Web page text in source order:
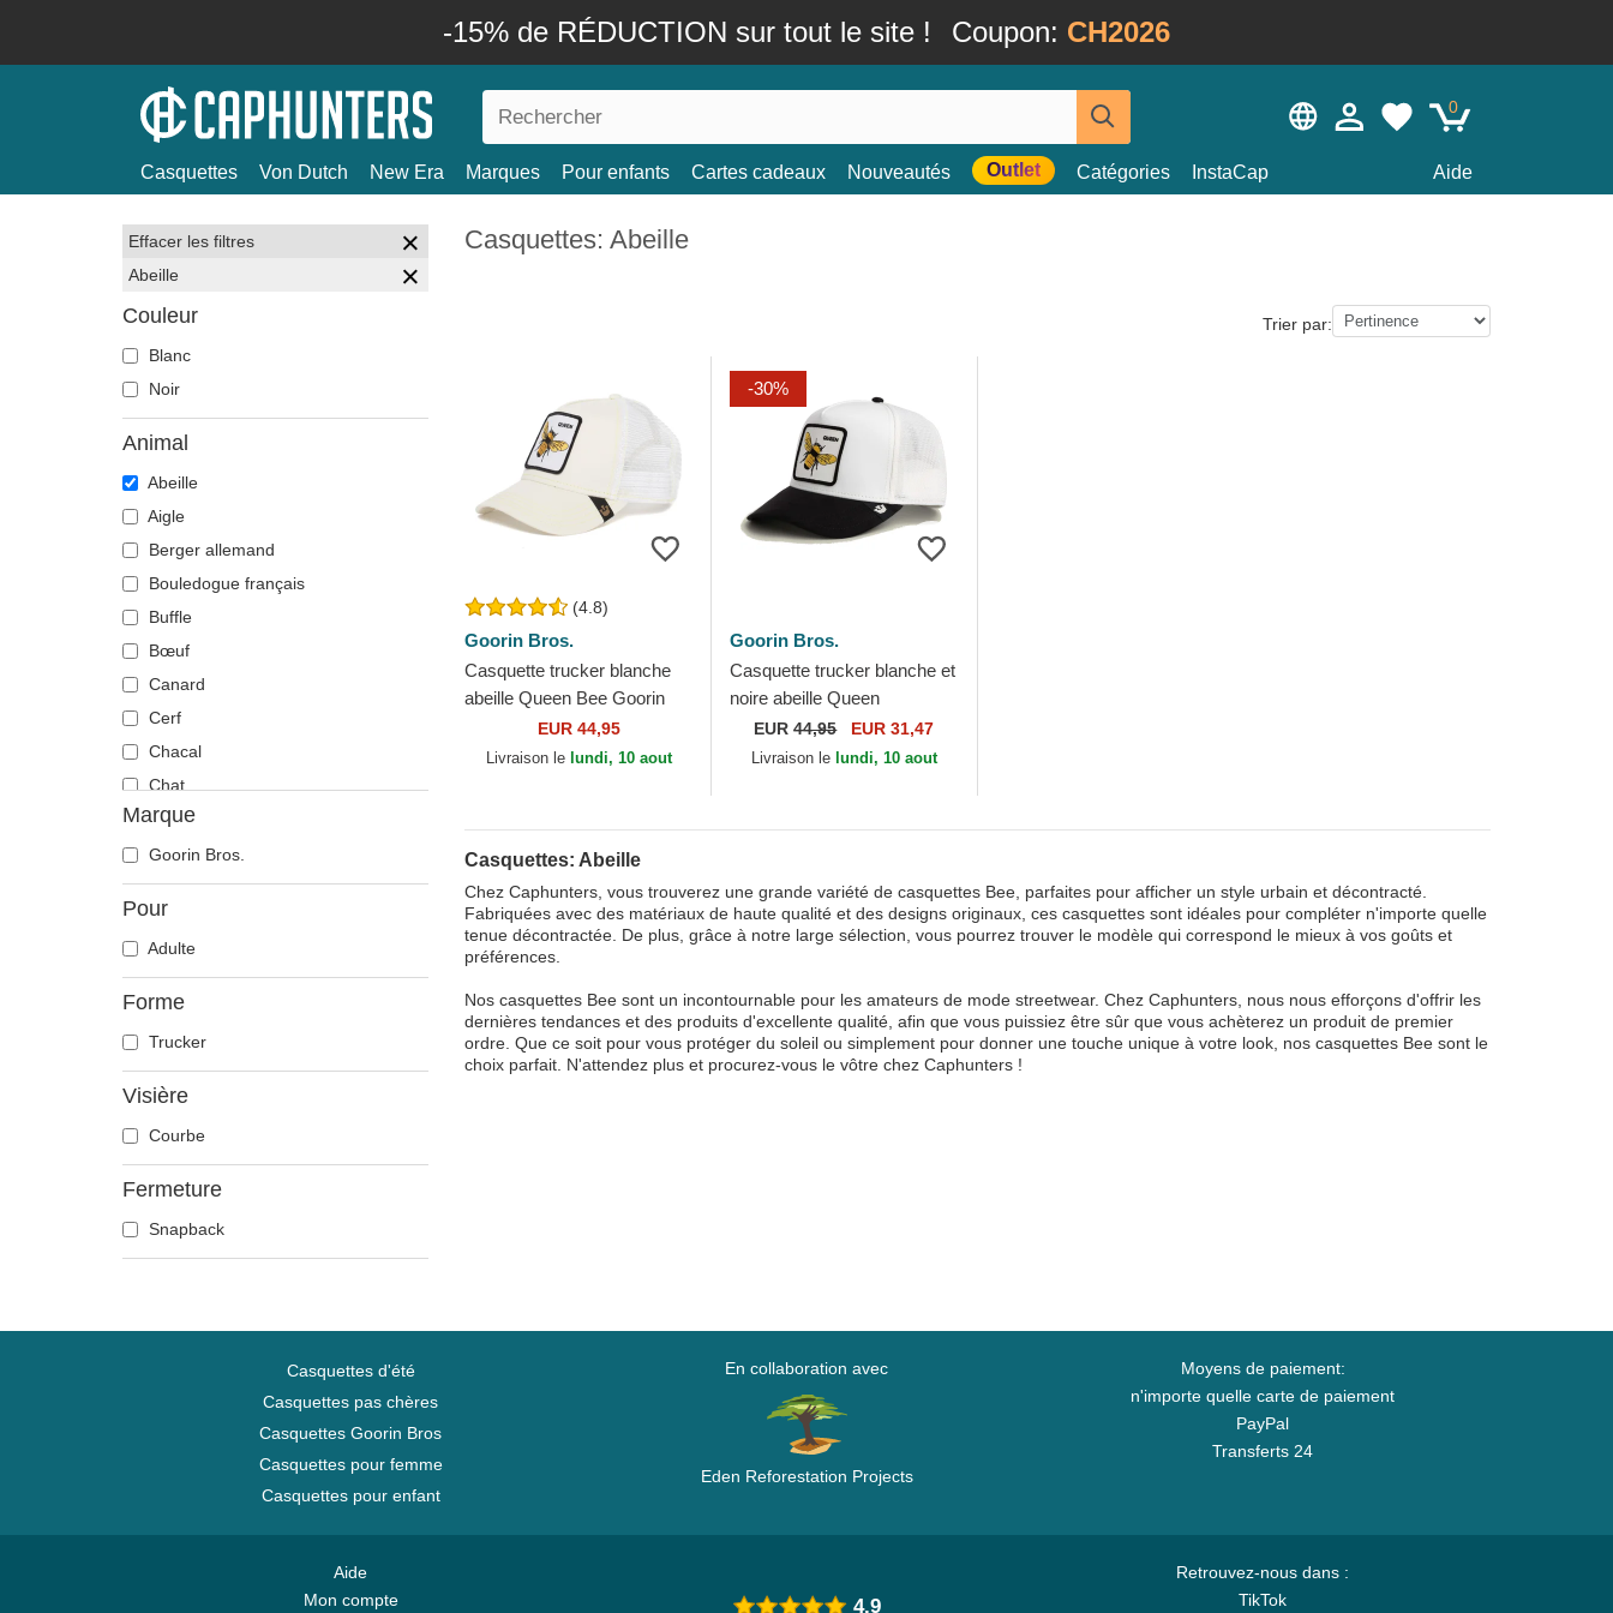
-15% de RÉDUCTION sur tout le site ! Coupon: CH2026
0
Casquettes Von Dutch New Era Marques Pour enfants Cartes cadeaux Nouveautés Outlet Catégories InstaCap Aide
Effacer les filtres
Abeille
Couleur
Blanc
Noir
Animal
Abeille
Aigle
Berger allemand
Bouledogue français
Buffle
Bœuf
Canard
Cerf
Chacal
Chat
Cheval
Chèvre
Chien
Chihuahua
Colombe
Coyote
Crabe
Dauphin
Doberman
Dragon
Marque
Goorin Bros.
Pour
Adulte
Forme
Trucker
Visière
Courbe
Fermeture
Snapback
Casquettes: Abeille
Trier par:
(4.8)
Goorin Bros.
Casquette trucker blanche
abeille Queen Bee Goorin
EUR 44,95
Livraison le lundi, 10 aout
-30%
Goorin Bros.
Casquette trucker blanche et
noire abeille Queen
Microsuede Bee The Farm
Goorin Bros.
EUR44,95 EUR 31,47
Livraison le lundi, 10 aout
Casquettes: Abeille
Chez Caphunters, vous trouverez une grande variété de casquettes Bee, parfaites pour afficher un style urbain et décontracté.
Fabriquées avec des matériaux de haute qualité et des designs originaux, ces casquettes sont idéales pour compléter n'importe quelle
tenue décontractée. De plus, grâce à notre large sélection, vous pourrez trouver le modèle qui correspond le mieux à vos goûts et
préférences.
Nos casquettes Bee sont un incontournable pour les amateurs de mode streetwear. Chez Caphunters, nous nous efforçons d'offrir les
dernières tendances et des produits d'excellente qualité, afin que vous puissiez être sûr que vous achèterez un produit de premier
ordre. Que ce soit pour vous protéger du soleil ou simplement pour donner une touche unique à votre look, nos casquettes Bee sont le
choix parfait. N'attendez plus et procurez-vous le vôtre chez Caphunters !
Casquettes d'été
Casquettes pas chères
Casquettes Goorin Bros
Casquettes pour femme
Casquettes pour enfant
En collaboration avec
Eden Reforestation Projects
Moyens de paiement:
n'importe quelle carte de paiement
PayPal
Transferts 24
Aide
Mon compte
Retrouvez-nous dans :
TikTok
4.9